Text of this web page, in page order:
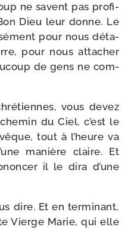
ne savent pas pro­fi­
Dieu leur donne. Le
pour nous déta­
pour nous atta­cher
de gens ne com­
vous devez
du Ciel, c’est le
tout à l’heure va
manière claire. Et
il le dira d’une
dire. Et en ter­mi­nant,
Vierge Marie, qui elle